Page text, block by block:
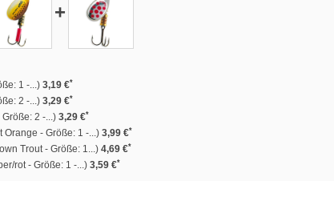
+
1 -...) 3,19 €*
2 -...) 3,29 €*
2 -...) 3,29 €*
Orange - Größe: 1 -...) 3,99 €*
Trout - Größe: 1...) 4,69 €*
rot - Größe: 1 -...) 3,59 €*